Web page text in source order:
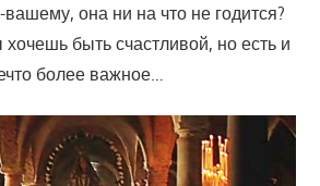
она ни на что не годится?
быть счастливой, но есть и
более важное…